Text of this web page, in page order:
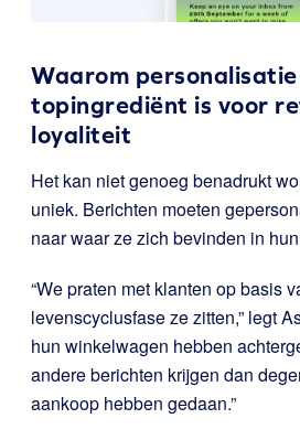
Waarom personalisatie
topingrediënt is voor
loyaliteit
Het kan niet genoeg benadrukt
uniek. Berichten moeten
naar waar ze zich bevinden in
“We praten met klanten op basis
levenscyclusfase ze zitten,” legt
hun winkelwagen hebben
andere berichten krijgen dan
aankoop hebben gedaan.”